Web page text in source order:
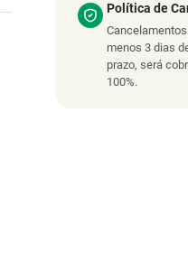
Política de
menos 3 dias
prazo, será
100%.